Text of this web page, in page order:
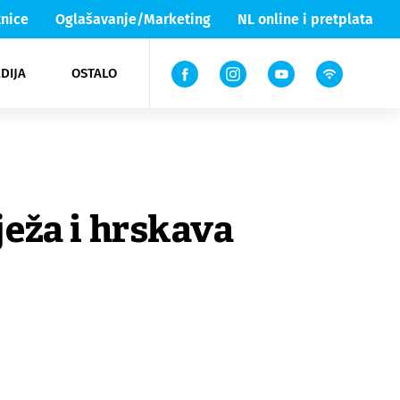
Oglašavanje/Marketing NL online i pretplata
OSTALO
Lika & Senj
TV
i hrskava